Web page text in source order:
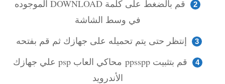
قم بالضغط على كلمة DOWNLOAD الموجوده
في وسط الشاشة
إنتظر حتى يتم تحميله على جهازك ثم قم بفتحه
قم بتثبيت ppsspp محاكي العاب psp علي جهازك
الأندرويد